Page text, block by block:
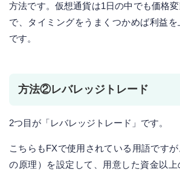
方法です。仮想通貨は1日の中でも価格
で、タイミングをうまくつかめば利益
です。
方法②レバレッジトレード
2つ目が「レバレッジトレード」です。
こちらもFXで使用されている用語です
の原理）を設定して、用意した資金以